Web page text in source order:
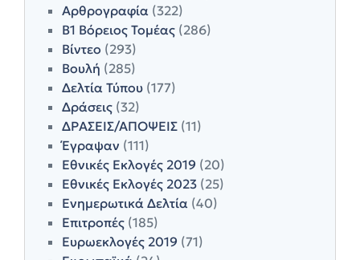
Αρθρογραφία (322)
Β1 Βόρειος Τομέας (286)
Βίντεο (293)
Βουλή (285)
Δελτία Τύπου (177)
Δράσεις (32)
ΔΡΑΣΕΙΣ/ΑΠΟΨΕΙΣ (11)
Έγραψαν (111)
Εθνικές Εκλογές 2019 (20)
Εθνικές Εκλογές 2023 (25)
Ενημερωτικά Δελτία (40)
Επιτροπές (185)
Ευρωεκλογές 2019 (71)